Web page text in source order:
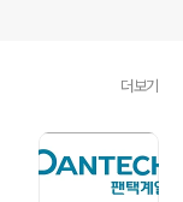
더보기